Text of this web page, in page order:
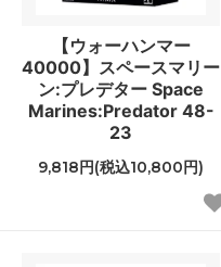
【ウォーハンマー
40000】スペースマリー
ン:プレデター Space
Marines:Predator 48-
23
9,818円(税込10,800円)